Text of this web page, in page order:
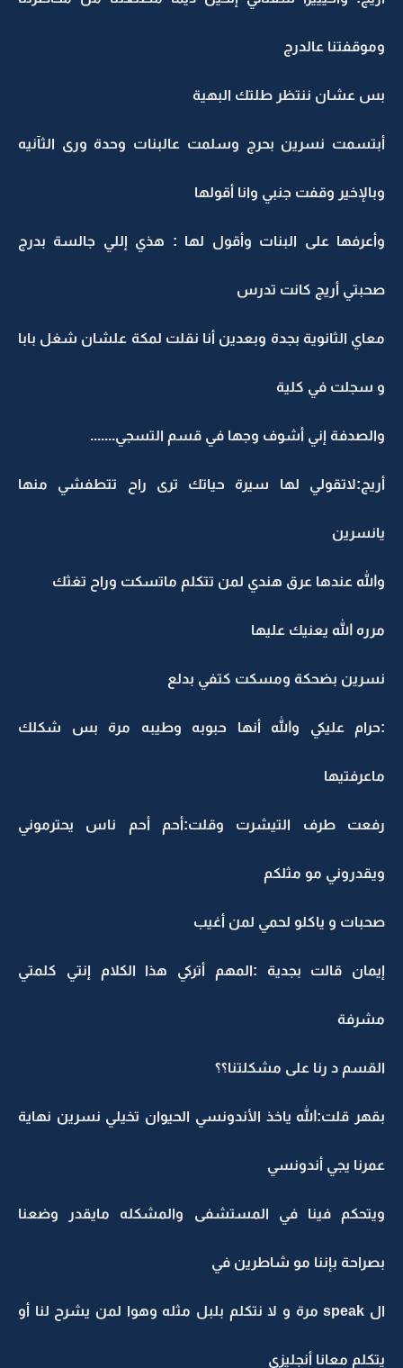
وموقفتنا عالدرج
بس عشان ننتظر طلتك البهية
أبتسمت نسرين بحرج وسلمت عالبنات وحدة ورى الثآنيه
وبالإخير وقفت جنبي وانا أقولها
وأعرفها على البنات وأقول لها : هذي إللي جالسة بدرج
صحبتي أريج كانت تدرس
معاي الثانوية بجدة وبعدين أنا نقلت لمكة علشان شغل بابا
و سجلت في كلية
والصدفة إني أشوف وجها في قسم التسجي.......
أريج:لاتقولي لها سيرة حياتك ترى راح تتطفشي منها
يانسرين
والله عندها عرق هندي لمن تتكلم ماتسكت وراح تغثك
مرره الله يعنيك عليها
نسرين بضحكة ومسكت كتفي بدلع
:حرام عليكي والله أنها حبوبه وطيبه مرة بس شكلك
ماعرفتيها
رفعت طرف التيشرت وقلت:أحم أحم ناس يحترموني
ويقدروني مو مثلكم
صحبات و ياكلو لحمي لمن أغيب
إيمان قالت بجدية :المهم أتركي هذا الكلام إنتي كلمتي
مشرفة
القسم د رنا على مشكلتنا؟؟
بقهر قلت:الله ياخذ الأندونسي الحيوان تخيلي نسرين نهاية
عمرنا يجي أندونسي
ويتحكم فينا في المستشفى والمشكله مايقدر وضعنا
بصراحة بإننا مو شاطرين في
ال speak مرة و لا نتكلم بلبل مثله وهوا لمن يشرح لنا أو
يتكلم معانا أنجليزي